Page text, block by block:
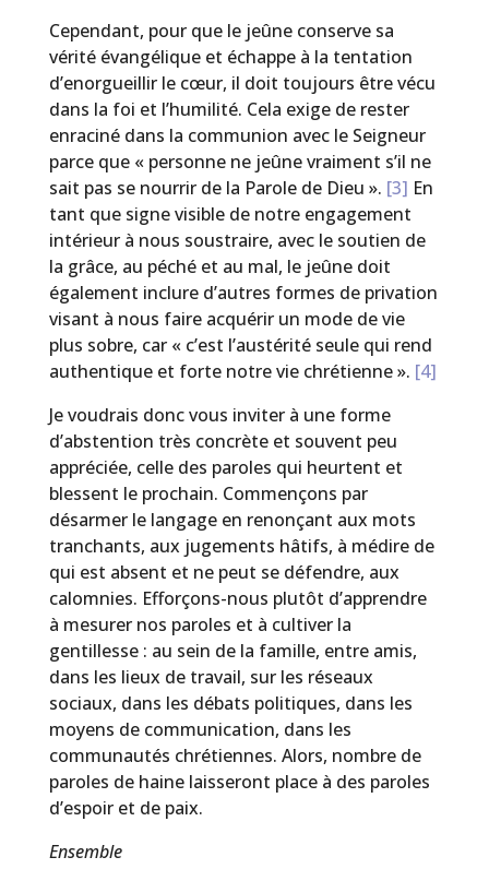
Cependant, pour que le jeûne conserve sa
vérité évangélique et échappe à la tentation
d’enorgueillir le cœur, il doit toujours être vécu
dans la foi et l’humilité. Cela exige de rester
enraciné dans la communion avec le Seigneur
parce que « personne ne jeûne vraiment s’il ne
sait pas se nourrir de la Parole de Dieu ». [3] En
tant que signe visible de notre engagement
intérieur à nous soustraire, avec le soutien de
la grâce, au péché et au mal, le jeûne doit
également inclure d’autres formes de privation
visant à nous faire acquérir un mode de vie
plus sobre, car « c’est l’austérité seule qui rend
authentique et forte notre vie chrétienne ». [4]
Je voudrais donc vous inviter à une forme
d’abstention très concrète et souvent peu
appréciée, celle des paroles qui heurtent et
blessent le prochain. Commençons par
désarmer le langage en renonçant aux mots
tranchants, aux jugements hâtifs, à médire de
qui est absent et ne peut se défendre, aux
calomnies. Efforçons-nous plutôt d’apprendre
à mesurer nos paroles et à cultiver la
gentillesse : au sein de la famille, entre amis,
dans les lieux de travail, sur les réseaux
sociaux, dans les débats politiques, dans les
moyens de communication, dans les
communautés chrétiennes. Alors, nombre de
paroles de haine laisseront place à des paroles
d’espoir et de paix.
Ensemble